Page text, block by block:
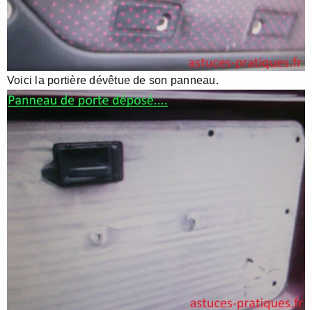
Voici la portière dévêtue de son panneau.